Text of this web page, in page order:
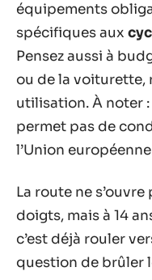
équipements
spécifiques aux
Pensez aussi à
ou de la voiturette,
utilisation. À noter :
permet pas de
l’Union
La route ne
doigts, mais à 14
c’est déjà rouler
question de brûler